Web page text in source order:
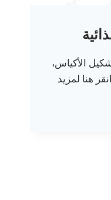
الأكياس،
هنا لمزيد